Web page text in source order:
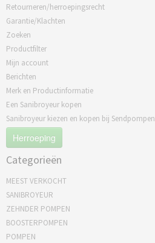
Retourneren/herroepingsrecht
Garantie/Klachten
Zoeken
Productfilter
Mijn account
Berichten
Merk en Productinformatie
Een Sanibroyeur kopen
Sanibroyeur kiezen en kopen bij Sendpompen
Herroeping
Categorieën
MEEST VERKOCHT
SANIBROYEUR
ZEHNDER POMPEN
BOOSTERPOMPEN
POMPEN